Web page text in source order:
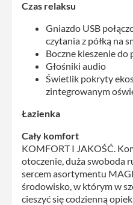
Czas relaksu
Gniazdo USB
czytania z półką na
Boczne kieszenie
Głośniki audio
Świetlik pokryty
zintegrowanym
Łazienka
Cały komfort
KOMFORT I JAKOŚĆ.
otoczenie, duża swoboda
sercem asortymentu
środowisko, w którym w
cieszyć się codzienną